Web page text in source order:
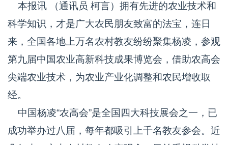
本报讯 （通讯员 柯言）拥有先进的农业技术和
科学知识，才是广大农民朋友致富的法宝，连日
来，全国各地上万名农村教友纷纷聚集杨凌，参观
第九届中国农业高新科技成果博览会，借助农高会
尖端农业技术，为农业产业化调整和农民增收取
经。
中国杨凌“农高会”是全国四大科技展会之一，已
成功举办过八届，每年都吸引上千名教友参会。近